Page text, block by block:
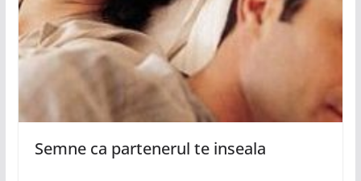
Semne ca partenerul te inseala